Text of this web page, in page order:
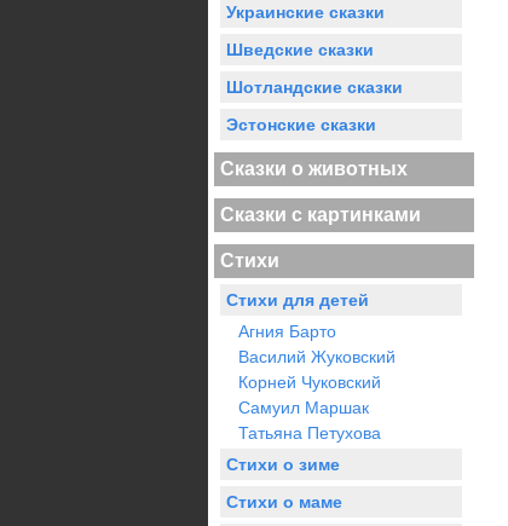
Украинские сказки
Шведские сказки
Шотландские сказки
Эстонские сказки
Сказки о животных
Сказки с картинками
Стихи
Стихи для детей
Агния Барто
Василий Жуковский
Корней Чуковский
Самуил Маршак
Татьяна Петухова
Стихи о зиме
Стихи о маме